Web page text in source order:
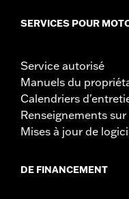
SERVICES POUR
Service autorisé
Manuels du
Calendriers
Renseignements
Mises à jour de
DE FINANCEMENT